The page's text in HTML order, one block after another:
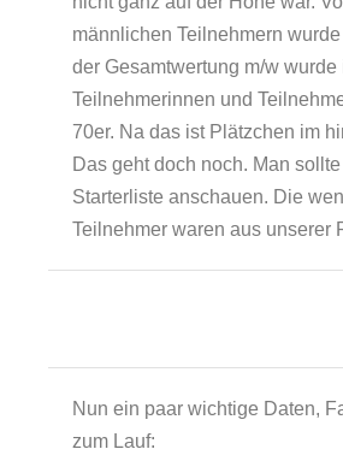
männlichen Teilnehmern
der Gesamtwertung m/w wurde
Teilnehmerinnen und
70er. Na das ist Plätzchen im
Das geht doch noch. Man
Starterliste anschauen. Die
Teilnehmer waren aus unserer
Nun ein paar wichtige Daten,
zum Lauf: